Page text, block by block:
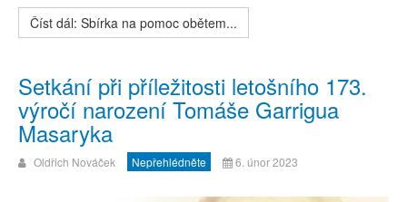
Číst dál: Sbírka na pomoc obětem...
Setkání při příležitosti letošního 173.
výročí narození Tomáše Garrigua
Masaryka
Oldřich Nováček Nepřehlédněte 6. únor 2023